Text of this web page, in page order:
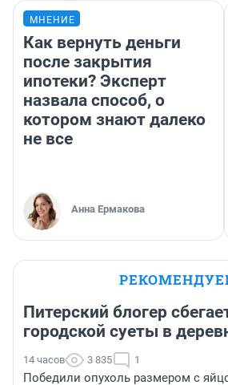
МНЕНИЕ
Как вернуть деньги
после закрытия
ипотеки? Эксперт
назвала способ, о
котором знают далеко
не все
Анна Ермакова
Питерский блогер
городской суеты в
14 часов 3 835 1
Победили опухоль размером с